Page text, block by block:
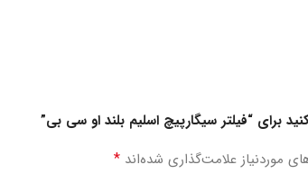
برای “فیلتر سیگارپیچ اسلیم بلند او سی بی”
موردنیاز علامت‌گذاری شده‌اند *